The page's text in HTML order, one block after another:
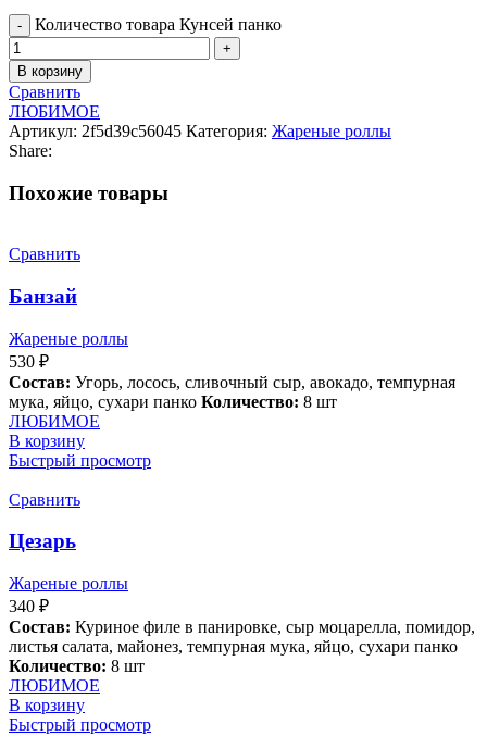
Количество товара Кунсей панко
В корзину
Сравнить
ЛЮБИМОЕ
Артикул: 2f5d39c56045 Категория: Жареные роллы
Share:
Похожие товары
Сравнить
Банзай
Жареные роллы
530 ₽
Состав: Угорь, лосось, сливочный сыр, авокадо, темпурная
мука, яйцо, сухари панко Количество: 8 шт
ЛЮБИМОЕ
В корзину
Быстрый просмотр
Сравнить
Цезарь
Жареные роллы
340 ₽
Состав: Куриное филе в панировке, сыр моцарелла, помидор,
листья салата, майонез, темпурная мука, яйцо, сухари панко
Количество: 8 шт
ЛЮБИМОЕ
В корзину
Быстрый просмотр